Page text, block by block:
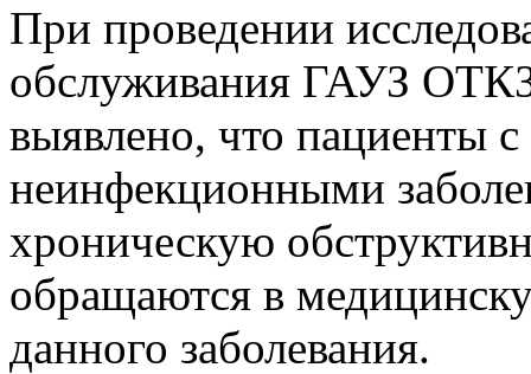
При проведении
обслуживания ГАУЗ
выявлено, что пациенты
неинфекционными
хроническую
обращаются в
данного заболевания.